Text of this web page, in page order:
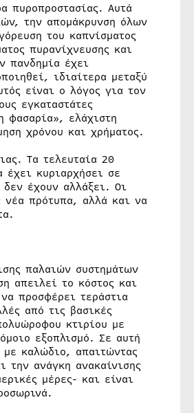
πυροπροστασίας. Αυτά
την απομάκρυνση όλων
του καπνίσματος
πυρανίχνευσης και
πανδημία έχει
ιδιαίτερα μεταξύ
είναι ο λόγος για τον
εγκαταστάτες
φασαρία», ελάχιστη
χρόνου και χρήματος.
Τα τελευταία 20
έχει κυριαρχήσει σε
έχουν αλλάξει. Οι
νέα πρότυπα, αλλά και να
παλαιών συστημάτων
απειλεί το κόστος και
προσφέρει τεράστια
από τις βασικές
κτιρίου με
εξοπλισμό. Σε αυτή
καλώδιο, απαιτώντας
ανάγκη ανακαίνισης
μέρες- και είναι